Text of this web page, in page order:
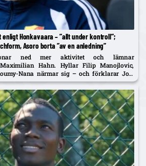
Honkavaara – ”allt under kontroll”;
Asoro borta ”av en anledning”
ned mer aktivitet och lämnar
Hahn. Hyllar Filip Manojlovic,
Nana närmar sig – och förklarar Joel
är borta "av en anledning".